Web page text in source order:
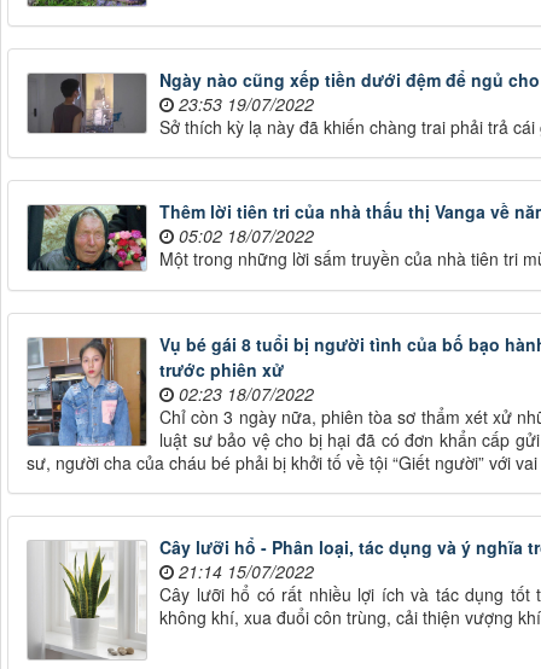
Ngày nào cũng xếp tiền dưới đệm để ngủ
23:53 19/07/2022
Sở thích kỳ lạ này đã khiến chàng trai phải trả
Thêm lời tiên tri của nhà thấu thị Vanga về
05:02 18/07/2022
Một trong những lời sấm truyền của nhà tiên tri
Vụ bé gái 8 tuổi bị người tình của bố bạo
trước phiên xử
02:23 18/07/2022
Chỉ còn 3 ngày nữa, phiên tòa sơ thẩm xét xử
luật sư bảo vệ cho bị hại đã có đơn khẩn cấp
sư, người cha của cháu bé phải bị khởi tố về tội “Giết người” với
Cây lưỡi hổ - Phân loại, tác dụng và ý nghĩa
21:14 15/07/2022
Cây lưỡi hổ có rất nhiều lợi ích và tác dụng tốt
không khí, xua đuổi côn trùng, cải thiện vượng